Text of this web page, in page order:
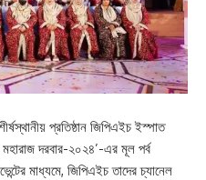
প্রতিষ্ঠান জিপিএইচ ইস্পাত
মহারাজ দরবার-২০২৪’-এর মূল পর্ব
মাধ্যমে, জিপিএইচ তাদের চ্যানেল